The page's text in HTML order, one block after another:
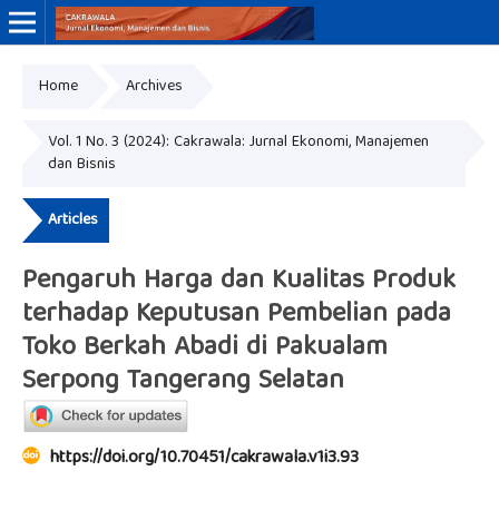
Home Archives
Vol. 1 No. 3 (2024): Cakrawala: Jurnal Ekonomi, Manajemen
dan Bisnis
Articles
Pengaruh Harga dan Kualitas Produk
terhadap Keputusan Pembelian pada
Toko Berkah Abadi di Pakualam
Serpong Tangerang Selatan
https://doi.org/10.70451/cakrawala.v1i3.93